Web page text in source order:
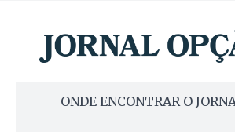
ONDE ENCONTRAR O